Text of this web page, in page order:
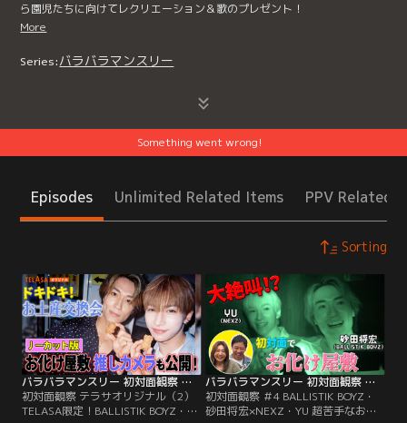
ら園児たちに向けてレクリエーション＆歌のプレゼント！
More
Series:バラバラマンスリー
Something went wrong!
Episodes Unlimited Related Items PPV Related
Sorting
バラバラマンスリー 初対面観察 テラサオリジナル（2） TELASA限定！BALLISTIK BOYZ・砂田×NEXZ・YU ドキドキお土産交換会＆お化け屋敷推しカメラ！
初対面観察 テラサオリジナル（2）
TELASA限定！BALLISTIK BOYZ・砂
バラバラマンスリー 初対面観察 ＃4 BALLISTIK BOYZ・砂田将宏×NEXZ・YU 超苦手なお化け屋敷で大絶叫！
初対面観察 ＃4 BALLISTIK BOYZ・
砂田将宏×NEXZ・YU 超苦手なお化